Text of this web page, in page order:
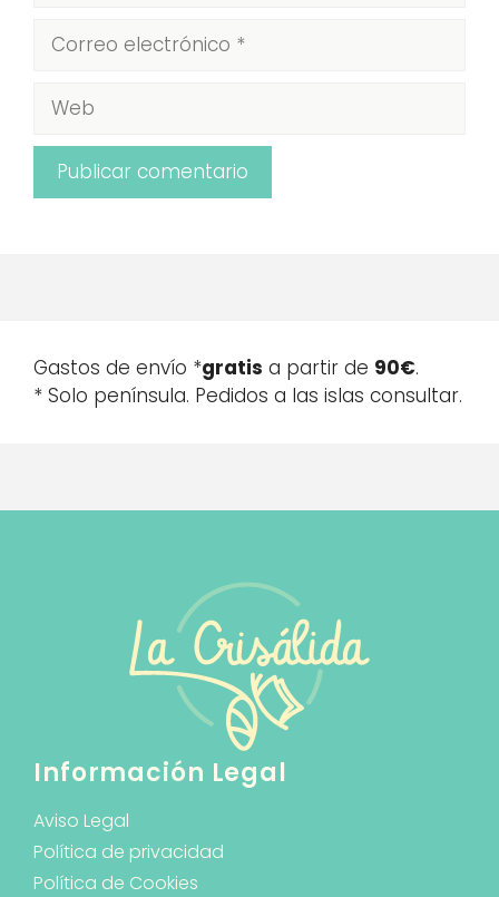
Correo
electrónico
Web
Gastos de envío *gratis a partir de 90€.
* Solo península. Pedidos a las islas consultar.
Información Legal
Aviso Legal
Política de privacidad
Política de Cookies